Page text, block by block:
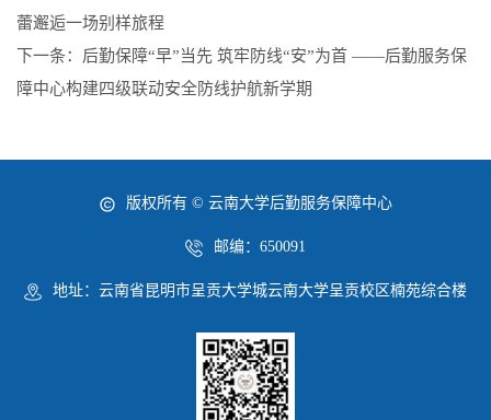
蕾邂逅一场别样旅程
下一条： 后勤保障“早”当先 筑牢防线“安”为首 ——后勤服务保
障中心构建四级联动安全防线护航新学期
版权所有 © 云南大学后勤服务保障中心
邮编：650091
地址：云南省昆明市呈贡大学城云南大学呈贡校区楠苑综合楼